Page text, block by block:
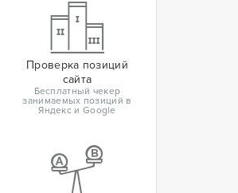
Проверка позиций
сайта
Бесплатный чекер
занимаемых позиций в
Яндекс и Google